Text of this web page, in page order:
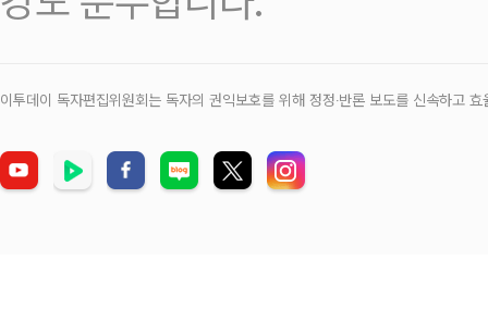
이투데이 독자편집위원회는 독자의 권익보호를 위해 정정‧반론 보도를 신속하고